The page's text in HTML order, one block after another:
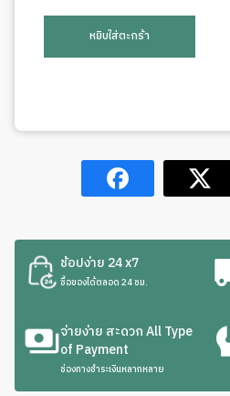
หยิบใส่ตะกร้า
ช้อปง่าย 24 x7
ซื้อของได้ตลอด 24 ชม.
จ่ายง่าย สะดวก All Type
of Payment
ช่องทางชำระเงินหลากหลาย